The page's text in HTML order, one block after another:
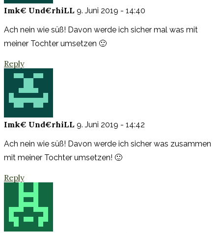
Imk€ Und€rhiLL 9. Juni 2019 - 14:40
Ach nein wie süß! Davon werde ich sicher mal was mit
meiner Tochter umsetzen 🙂
Reply
Imk€ Und€rhiLL 9. Juni 2019 - 14:42
Ach nein wie süß! Davon werde ich sicher was zusammen
mit meiner Tochter umsetzen! 🙂
Reply